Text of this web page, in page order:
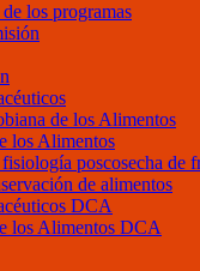
los programas
de los Alimentos
los Alimentos
poscosecha de
de alimentos
DCA
los Alimentos DCA